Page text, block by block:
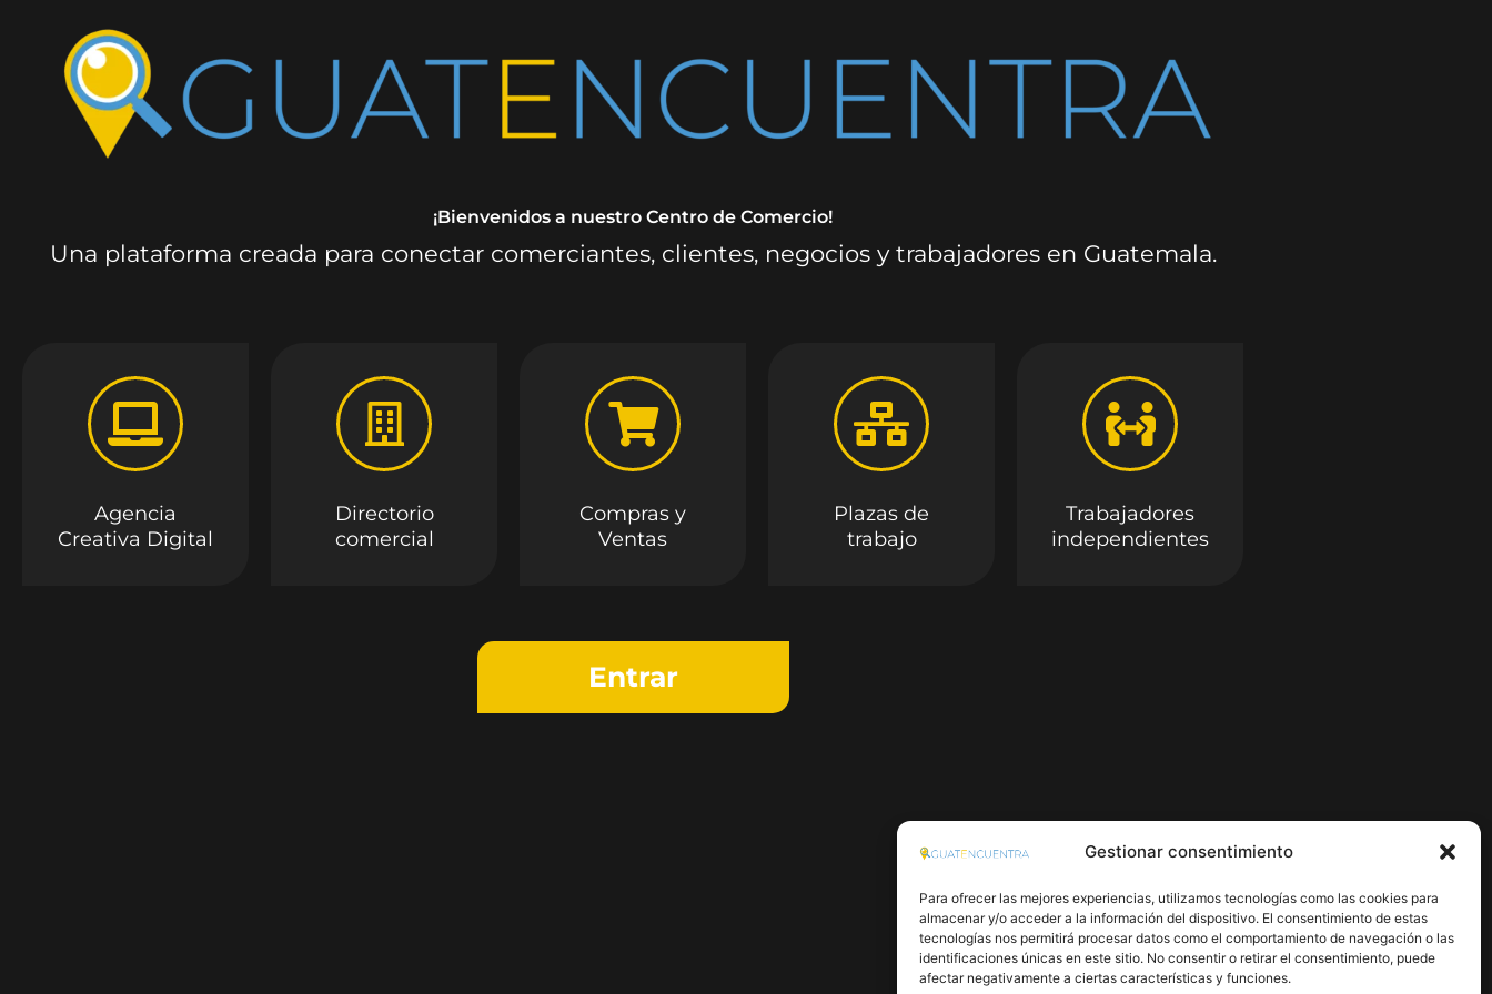
Gestionar consentimiento
Para ofrecer las mejores experiencias, utilizamos tecnologías como las cookies para
almacenar y/o acceder a la información del dispositivo. El consentimiento de estas
tecnologías nos permitirá procesar datos como el comportamiento de navegación o las
identificaciones únicas en este sitio. No consentir o retirar el consentimiento, puede
afectar negativamente a ciertas características y funciones.
¡Bienvenidos a nuestro Centro de Comercio!
Una plataforma creada para conectar comerciantes, clientes, negocios y trabajadores en Guatemala.
Agencia
Creativa Digital
Directorio
comercial
Compras y
Ventas
Plazas de
trabajo
Trabajadores
independientes
Entrar